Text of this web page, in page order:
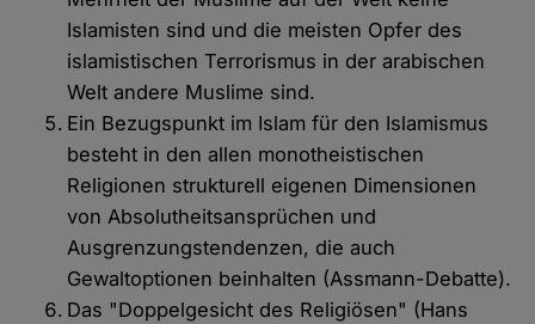
Islamisten sind und die meisten Opfer des
islamistischen Terrorismus in der arabischen
Welt andere Muslime sind.
Ein Bezugspunkt im Islam für den Islamismus
besteht in den allen monotheistischen
Religionen strukturell eigenen Dimensionen
von Absolutheitsansprüchen und
Ausgrenzungstendenzen, die auch
Gewaltoptionen beinhalten (Assmann-Debatte).
Das "Doppelgesicht des Religiösen" (Hans